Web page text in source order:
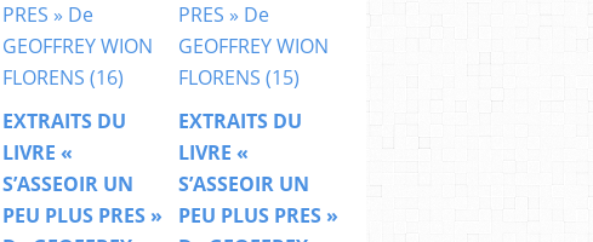
EXTRAITS DU
LIVRE «
S’ASSEOIR UN
PEU PLUS PRES »
EXTRAITS DU
LIVRE «
S’ASSEOIR UN
PEU PLUS PRES »